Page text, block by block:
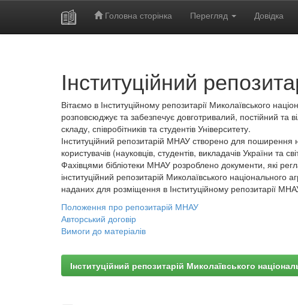
Головна сторінка Перегляд Довідка
Інституційний
Вітаємо в Інституційному репозитарії Миколаївського
розповсюджує та забезпечує довготривалий, постійний та
складу, співробітників та студентів Університету.
Інституційний репозитарій МНАУ створено для поширення
користувачів (науковців, студентів, викладачів України та
Фахівцями бібліотеки МНАУ розроблено документи, які
інституційний репозитарій Миколаївського національного
наданих для розміщення в Інституційному репозитарії
Положення про репозитарій МНАУ
Авторський договір
Вимоги до матеріалів
Інституційний репозитарій Миколаївського